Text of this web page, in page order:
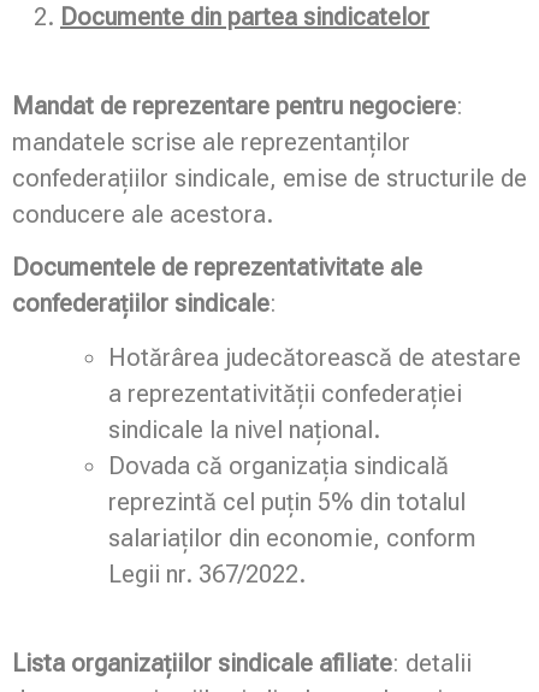
Documente din partea sindicatelor
Mandat de reprezentare pentru negociere:
mandatele scrise ale reprezentanților
confederațiilor sindicale, emise de structurile de
conducere ale acestora.
Documentele de reprezentativitate ale
confederațiilor sindicale:
Hotărârea judecătorească de atestare
a reprezentativității confederației
sindicale la nivel național.
Dovada că organizația sindicală
reprezintă cel puțin 5% din totalul
salariaților din economie, conform
Legii nr. 367/2022.
Lista organizațiilor sindicale afiliate: detalii